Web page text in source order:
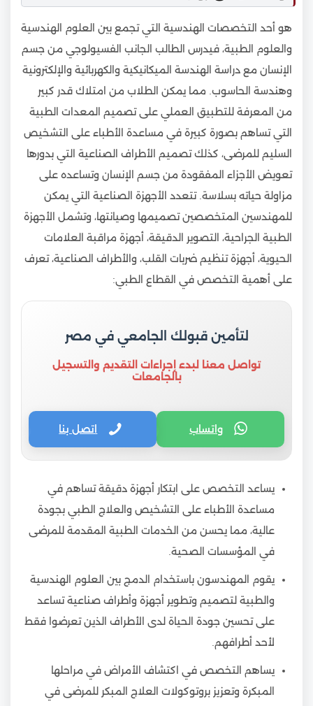
هو أحد التخصصات الهندسية التي تجمع بين العلوم الهندسية
والعلوم الطبية، فيدرس الطالب الجانب الفسيولوجي من جسم
الإنسان مع دراسة الهندسة الميكانيكية والكهربائية والإلكترونية
وهندسة الحاسوب. مما يمكن الطلاب من امتلاك قدر كبير
من المعرفة للتطبيق العملي على تصميم المعدات الطبية
التي تساهم بصورة كبيرة في مساعدة الأطباء على التشخيص
السليم للمرضى، كذلك تصميم الأطراف الصناعية التي بدورها
تعويض الأجزاء المفقودة من جسم الإنسان وتساعده على
مزاولة حياته بسلاسة. تتعدد الأجهزة الصناعية التي يمكن
للمهندسين المتخصصين تصميمها وصيانتها، وتشمل الأجهزة
الطبية الجراحية، التصوير الدقيقة، أجهزة مراقبة العلامات
الحيوية، أجهزة تنظيم ضربات القلب، والأطراف الصناعية، تعرف
على أهمية التخصص في القطاع الطبي:
لتأمين قبولك الجامعي في مصر
تواصل معنا لبدء إجراءات التقديم والتسجيل
بالجامعات
واتساب اتصل بنا
يساعد التخصص على ابتكار أجهزة دقيقة تساهم في
مساعدة الأطباء على التشخيص والعلاج الطبي بجودة
عالية، مما يحسن من الخدمات الطبية المقدمة للمرضى
في المؤسسات الصحية.
يقوم المهندسون باستخدام الدمج بين العلوم الهندسية
والطبية لتصميم وتطوير أجهزة وأطراف صناعية تساعد
على تحسين جودة الحياة لدى الأطراف الذين تعرضوا فقط
لأحد أطرافهم.
يساهم التخصص في اكتشاف الأمراض في مراحلها
المبكرة وتعزيز بروتوكولات العلاج المبكر للمرضى في